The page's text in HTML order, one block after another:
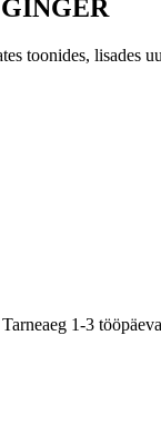
toonides, lisades
1-3